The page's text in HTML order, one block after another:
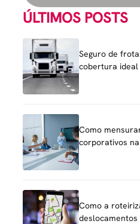
ÚLTIMOS POSTS
Seguro de
cobertura
Como
corporativos
Como a